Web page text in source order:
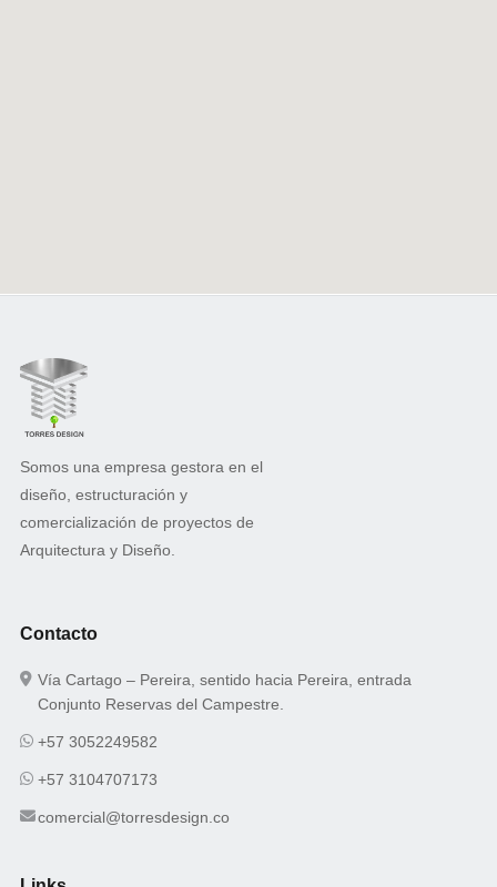
Somos una empresa gestora en el
diseño, estructuración y
comercialización de proyectos de
Arquitectura y Diseño.
Contacto
Vía Cartago – Pereira, sentido hacia Pereira, entrada
Conjunto Reservas del Campestre.
+57 3052249582
+57 3104707173
comercial@torresdesign.co